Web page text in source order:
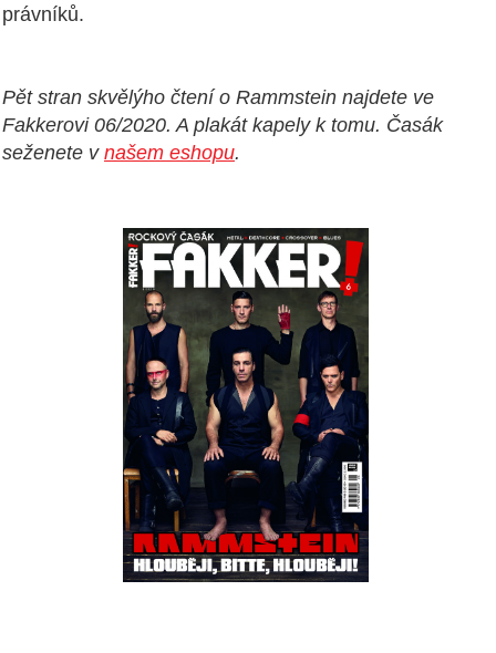
právníků.
Pět stran skvělýho čtení o Rammstein najdete ve
Fakkerovi 06/2020. A plakát kapely k tomu. Časák
seženete v našem eshopu.